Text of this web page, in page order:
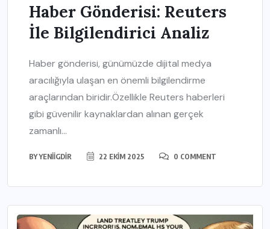
Haber Gönderisi: Reuters
İle Bilgilendirici Analiz
Haber gönderisi, günümüzde dijital medya
aracılığıyla ulaşan en önemli bilgilendirme
araçlarından biridir.Özellikle Reuters haberleri
gibi güvenilir kaynaklardan alınan gerçek
zamanlı...
BYYENIIGDIR 22 EKIM 2025 0 COMMENT